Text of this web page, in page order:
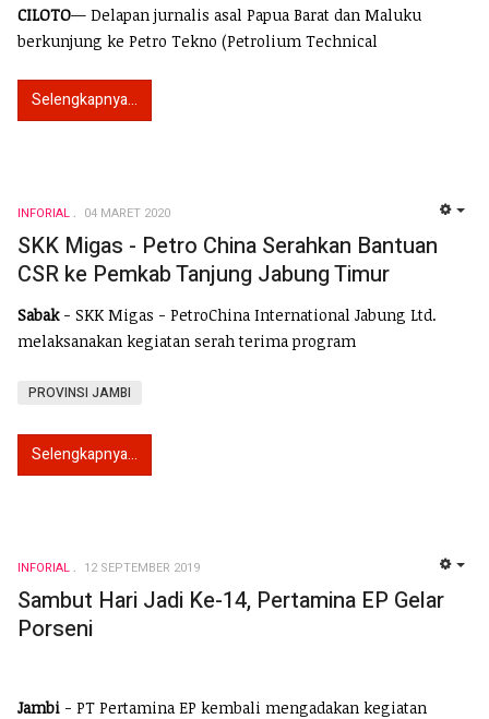
CILOTO— Delapan jurnalis asal Papua Barat dan Maluku
berkunjung ke Petro Tekno (Petrolium Technical
Selengkapnya...
INFORIAL 04 MARET 2020
SKK Migas - Petro China Serahkan Bantuan
CSR ke Pemkab Tanjung Jabung Timur
Sabak- SKK Migas - PetroChina International Jabung Ltd.
melaksanakan kegiatan serah terima program
PROVINSI JAMBI
Selengkapnya...
INFORIAL 12 SEPTEMBER 2019
Sambut Hari Jadi Ke-14, Pertamina EP Gelar
Porseni
Jambi - PT Pertamina EP kembali mengadakan kegiatan